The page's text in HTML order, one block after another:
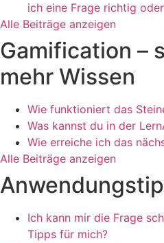
ich eine Frage richtig
Alle Beiträge anzeigen
Gamification –
mehr Wissen
Wie funktioniert das
Was kannst du in der
Wie erreiche ich das
Alle Beiträge anzeigen
Ich kann mir die Frage
Tipps für mich?